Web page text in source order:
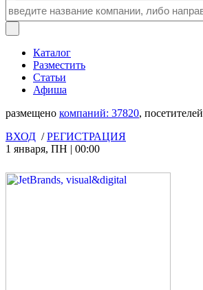
Каталог
Разместить
Статьи
Афиша
размещено компаний: 37820, посетителей
ВХОД /РЕГИСТРАЦИЯ
1 января, ПН | 00:00